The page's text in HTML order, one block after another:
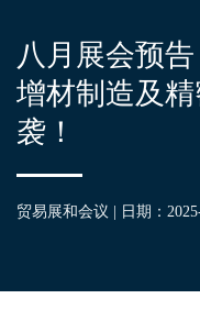
八月展会预告
增材制造及
袭！
贸易展和会议 | 日期：